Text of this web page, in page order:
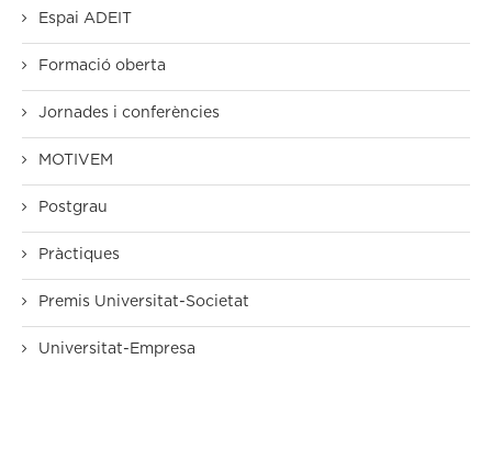
Espai ADEIT
Formació oberta
Jornades i conferències
MOTIVEM
Postgrau
Pràctiques
Premis Universitat-Societat
Universitat-Empresa